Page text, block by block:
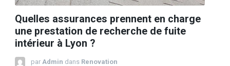
Quelles assurances prennent en charge
une prestation de recherche de fuite
intérieur à Lyon ?
par Admin dans Renovation